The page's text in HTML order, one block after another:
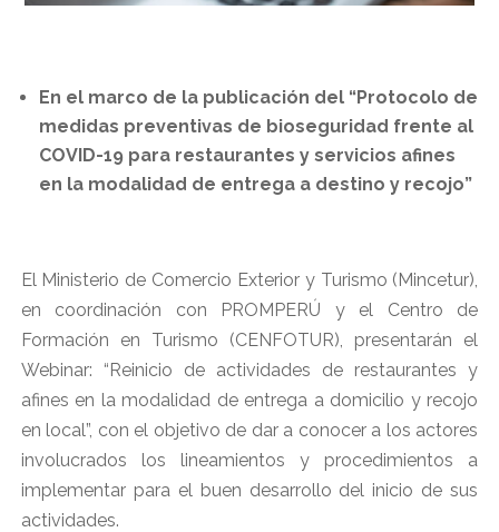
En el marco de la publicación del “Protocolo de
medidas preventivas de bioseguridad frente al
COVID-19 para restaurantes y servicios afines
en la modalidad de entrega a destino y recojo”
El Ministerio de Comercio Exterior y Turismo (Mincetur),
en coordinación con PROMPERÚ y el Centro de
Formación en Turismo (CENFOTUR), presentarán el
Webinar: “Reinicio de actividades de restaurantes y
afines en la modalidad de entrega a domicilio y recojo
en local”, con el objetivo de dar a conocer a los actores
involucrados los lineamientos y procedimientos a
implementar para el buen desarrollo del inicio de sus
actividades.